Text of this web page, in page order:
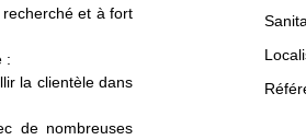
et à fort
:
la clientèle dans
de nombreuses